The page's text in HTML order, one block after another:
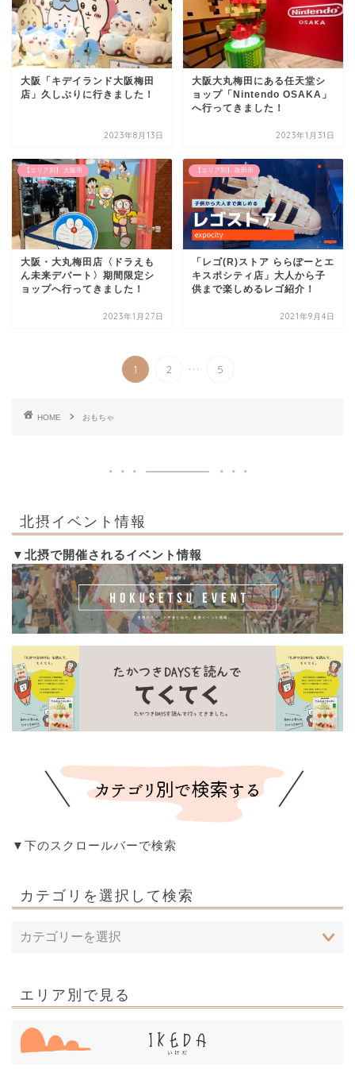
大阪「キデイランド大阪梅田
店」久しぶりに行きました！
2023年8月13日
大阪大丸梅田にある任天堂シ
ョップ「Nintendo OSAKA」
へ行ってきました！
2023年1月31日
【エリア別】 大阪市
大阪・大丸梅田店〈ドラえも
ん未来デパート〉期間限定シ
ョップへ行ってきました！
2023年1月27日
【エリア別】 吹田市
「レゴ(R)ストア ららぽーとエ
キスポシティ店」大人から子
供まで楽しめるレゴ紹介！
2021年9月4日
1 2 ... 5
HOME おもちゃ
北摂イベント情報
▼北摂で開催されるイベント情報
▼下のスクロールバーで検索
カテゴリを選択して検索
エリア別で見る